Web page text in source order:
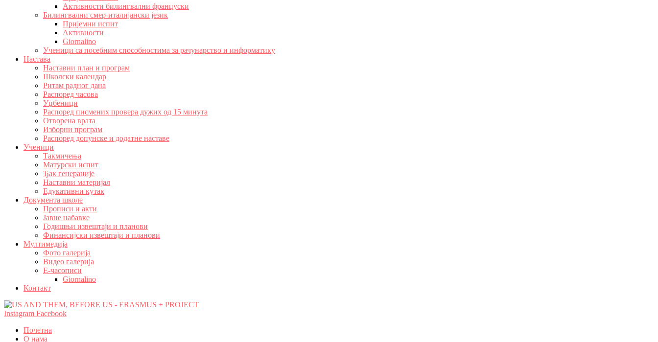
Активности билингвални француски
Билингвални смер-италијански језик
Пријемни испит
Активности
Giornalino
Ученици са посебним способностима за рачунарство и информатику
Настава
Наставни план и програм
Школски календар
Ритам радног дана
Распоред часова
Уџбеници
Распоред писмених провера дужих од 15 минута
Отворена врата
Изборни програм
Распоред допунске и додатне наставе
Ученици
Такмичења
Матурски испит
Ђак генерације
Наставни материјал
Едукативни кутак
Документа школе
Прописи и акти
Јавне набавке
Годишњи извештаји и планови
Финансијски извештаји и планови
Мултимедија
Фото галерија
Видео галерија
Е-часописи
Giornalino
Контакт
Instagram Facebook
Почетна
О нама